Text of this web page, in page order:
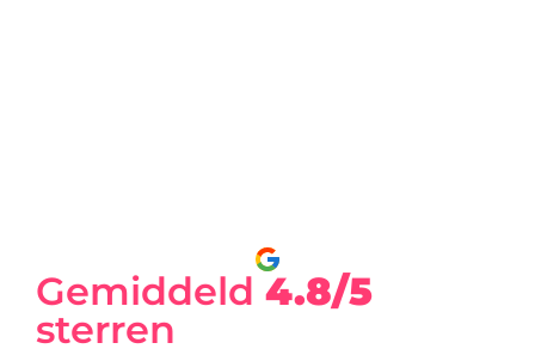
Gemiddeld 4.8/5
sterren